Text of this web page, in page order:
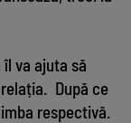
va ajuta să
După ce
respectivă.